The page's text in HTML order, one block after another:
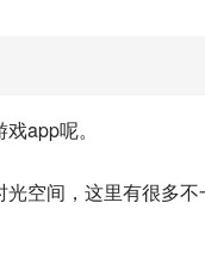
app呢。
空间，这里有很多